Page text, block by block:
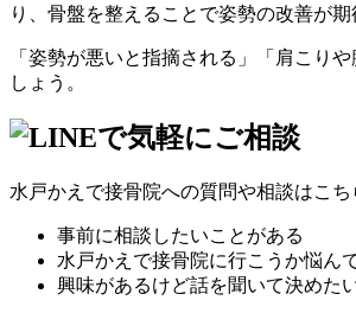
り、骨盤を整えることで姿勢の改善が
「姿勢が悪いと指摘される」「肩こり
しょう。
水戸かえで接骨院への質問や相談はこ
事前に相談したいことがある
水戸かえで接骨院に行こうか悩ん
興味があるけど話を聞いて決めた